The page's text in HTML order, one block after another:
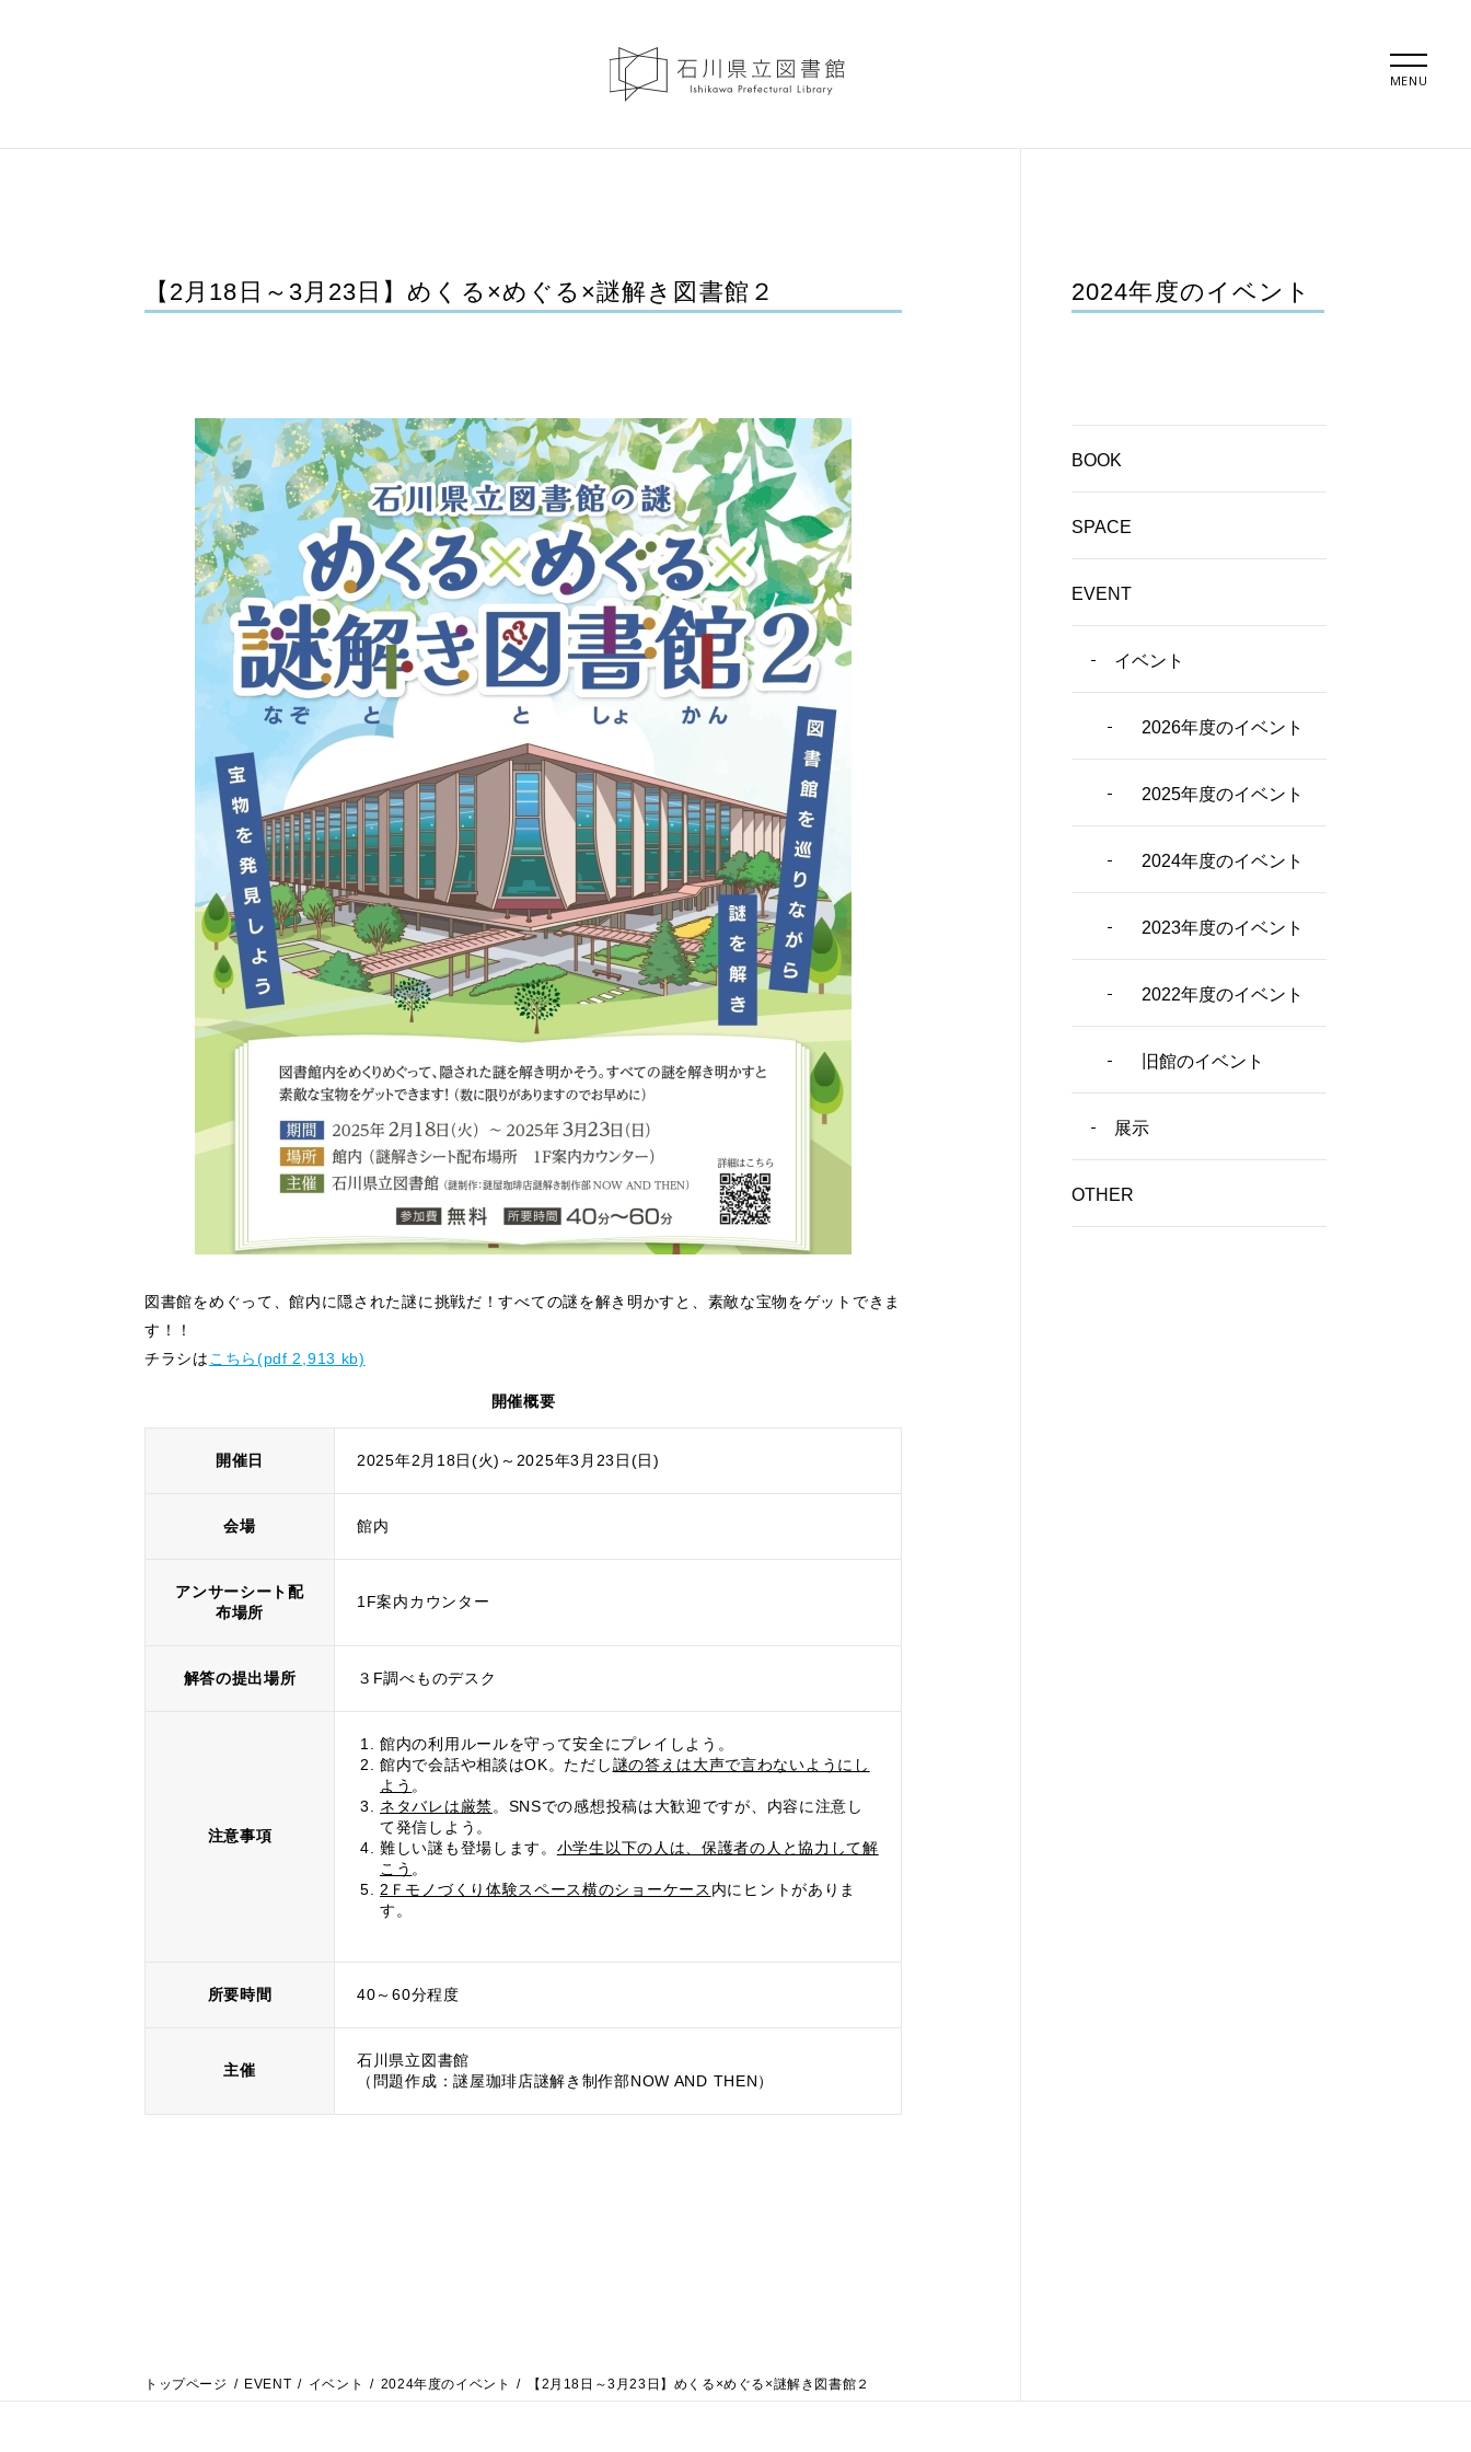
MENU
【2月18日～3月23日】めくる×めぐる×謎解き図書館２
図書館をめぐって、館内に隠された謎に挑戦だ！すべての謎を解き明かすと、素敵な宝物をゲットできま
す！！
チラシは こちら(pdf 2,913 kb)
開催概要
開催日 2025年2月18日(火)～2025年3月23日(日)
会場 館内
アンサーシート配
布場所
1F案内カウンター
解答の提出場所 ３F調べものデスク
注意事項
館内の利用ルールを守って安全にプレイしよう。
館内で会話や相談はOK。ただし謎の答えは大声で言わないようにし
よう 。
ネタバレは厳禁。SNSでの感想投稿は大歓迎ですが、内容に注意し
て発信しよう。
難しい謎も登場します。 小学生以下の人は、保護者の人と協力して解
こう 。
2Ｆモノづくり体験スペース横のショーケース 内にヒントがありま
す。
所要時間 40～60分程度
主催
石川県立図書館
（問題作成：謎屋珈琲店謎解き制作部NOW AND THEN）
トップページ EVENT イベント 2024年度のイベント 【2月18日～3月23日】めくる×めぐる×謎解き図書館２
2024年度のイベント
BOOK
SPACE
EVENT
イベント
2026年度のイベント
2025年度のイベント
2024年度のイベント
2023年度のイベント
2022年度のイベント
旧館のイベント
展示
OTHER